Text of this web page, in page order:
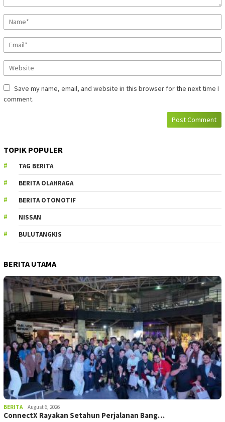
Save my name, email, and website in this browser for the next time I
comment.
TOPIK POPULER
TAG BERITA
BERITA OLAHRAGA
BERITA OTOMOTIF
NISSAN
BULUTANGKIS
BERITA UTAMA
BERITA August 6, 2026
ConnectX Rayakan Setahun Perjalanan Bang…